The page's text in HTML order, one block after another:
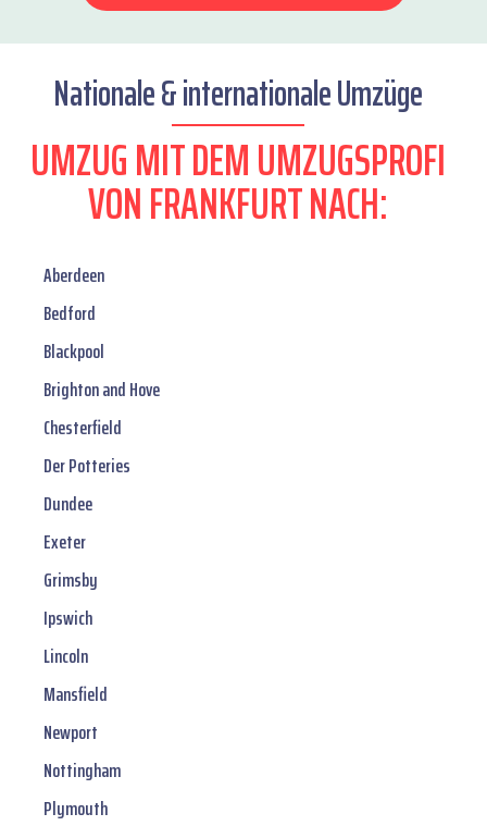
Nationale & internationale Umzüge
UMZUG MIT DEM UMZUGSPROFI
VON FRANKFURT NACH:
Aberdeen
Bedford
Blackpool
Brighton and Hove
Chesterfield
Der Potteries
Dundee
Exeter
Grimsby
Ipswich
Lincoln
Mansfield
Newport
Nottingham
Plymouth